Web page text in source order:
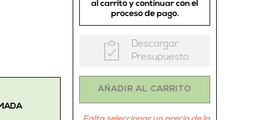
al carrito y continuar con el
proceso de pago.
Descargar
Presupuesto
AÑADIR AL CARRITO